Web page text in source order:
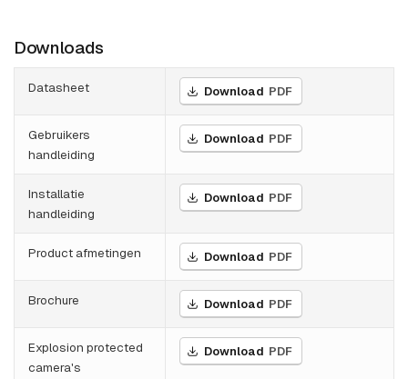
Downloads
Datasheet Download PDF
Gebruikers
handleiding
Download PDF
Installatie
handleiding
Download PDF
Product afmetingen Download PDF
Brochure Download PDF
Explosion protected
camera's
Download PDF